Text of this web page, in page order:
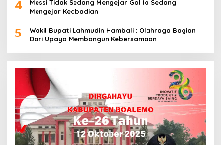
4
Messi Tidak Sedang Mengejar Gol Ia Sedang
Mengejar Keabadian
5
Wakil Bupati Lahmudin Hambali : Olahraga Bagian
Dari Upaya Membangun Kebersamaan